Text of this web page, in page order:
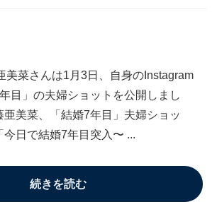
美菜さんは1月3日、自身のInstagram
目」の夫婦ショットを公開しまし
亜美菜、「結婚7年目」夫婦ショッ
今日で結婚7年目突入〜 ...
続きを読む